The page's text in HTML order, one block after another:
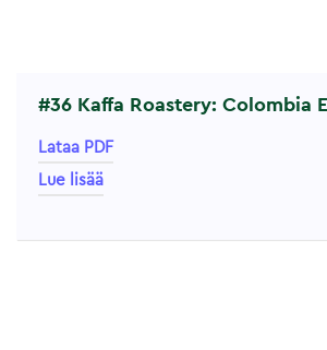
#36 Kaffa Roastery: Colombia
Lataa PDF
Lue lisää